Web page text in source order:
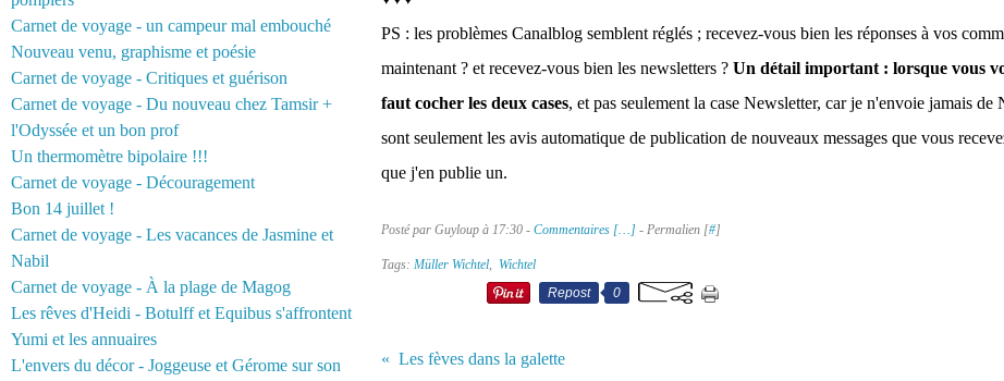
Carnet de voyage - un campeur mal embouché
Nouveau venu, graphisme et poésie
Carnet de voyage - Critiques et guérison
Carnet de voyage - Du nouveau chez Tamsir +
l'Odyssée et un bon prof
Un thermomètre bipolaire !!!
Carnet de voyage - Découragement
Bon 14 juillet !
Carnet de voyage - Les vacances de Jasmine et
Nabil
Carnet de voyage - À la plage de Magog
Les rêves d'Heidi - Botulff et Equibus s'affrontent
Yumi et les annuaires
L'envers du décor - Joggeuse et Gérome sur son
PS : les problèmes Canalblog semblent réglés ; recevez-vous bien les réponses à vos
maintenant ? et recevez-vous bien les newsletters ? Un détail important : lorsque vous
faut cocher les deux cases, et pas seulement la case Newsletter, car je n'envoie jamais de
sont seulement les avis automatique de publication de nouveaux messages que vous
que j'en publie un.
Posté par Guyloup à 17:30 - Commentaires […] - Permalien [#]
Tags: Müller Wichtel, Wichtel
Repost
0
Les fèves dans la galette